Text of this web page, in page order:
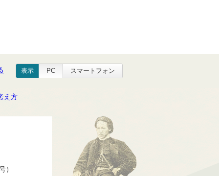
表示 PC スマートフォン
え方
）